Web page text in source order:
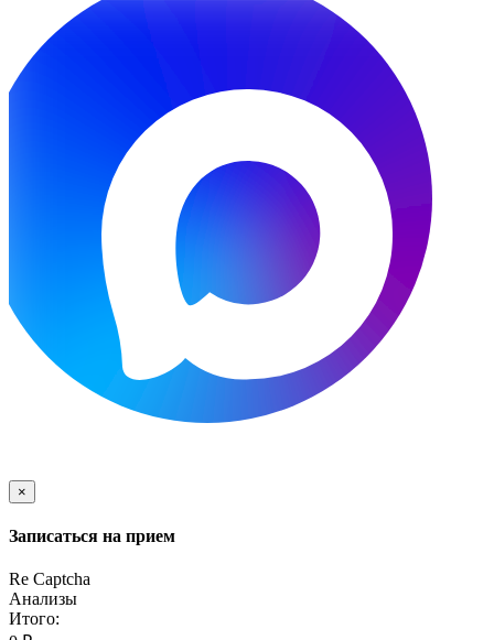
×
Записаться на прием
Re Captcha
Анализы
Итого: